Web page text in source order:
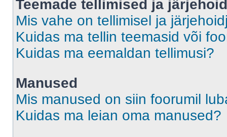
Teemade tellimised ja
Mis vahe on tellimisel ja
Kuidas ma tellin teemasid või
Kuidas ma eemaldan tellimusi?
Manused
Mis manused on siin foorumil
Kuidas ma leian oma manused?